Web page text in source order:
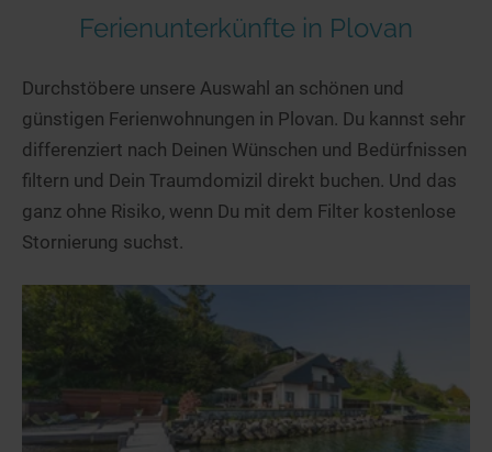
Ferienunterkünfte in Plovan
Durchstöbere unsere Auswahl an schönen und
günstigen Ferienwohnungen in Plovan. Du kannst sehr
differenziert nach Deinen Wünschen und Bedürfnissen
filtern und Dein Traumdomizil direkt buchen. Und das
ganz ohne Risiko, wenn Du mit dem Filter kostenlose
Stornierung suchst.